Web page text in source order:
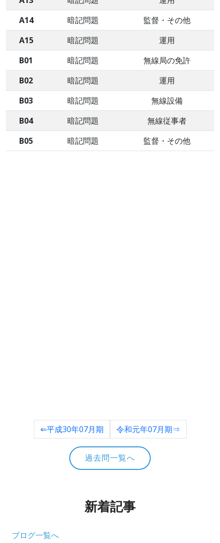
A14
暗記問題
監督・その他
A15
暗記問題
運用
B01
暗記問題
無線局の免許
B02
暗記問題
運用
B03
暗記問題
無線設備
B04
暗記問題
無線従事者
B05
暗記問題 監督・その他
⇐平成30年07月期 令和元年07月期⇒
過去問一覧へ